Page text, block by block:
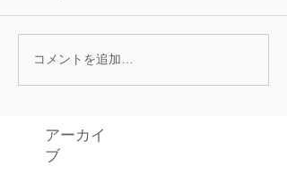
コメントを追加…
アーカイ
ブ